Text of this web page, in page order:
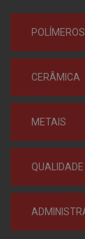
POLÍMEROS
CERÂMICA
METAIS